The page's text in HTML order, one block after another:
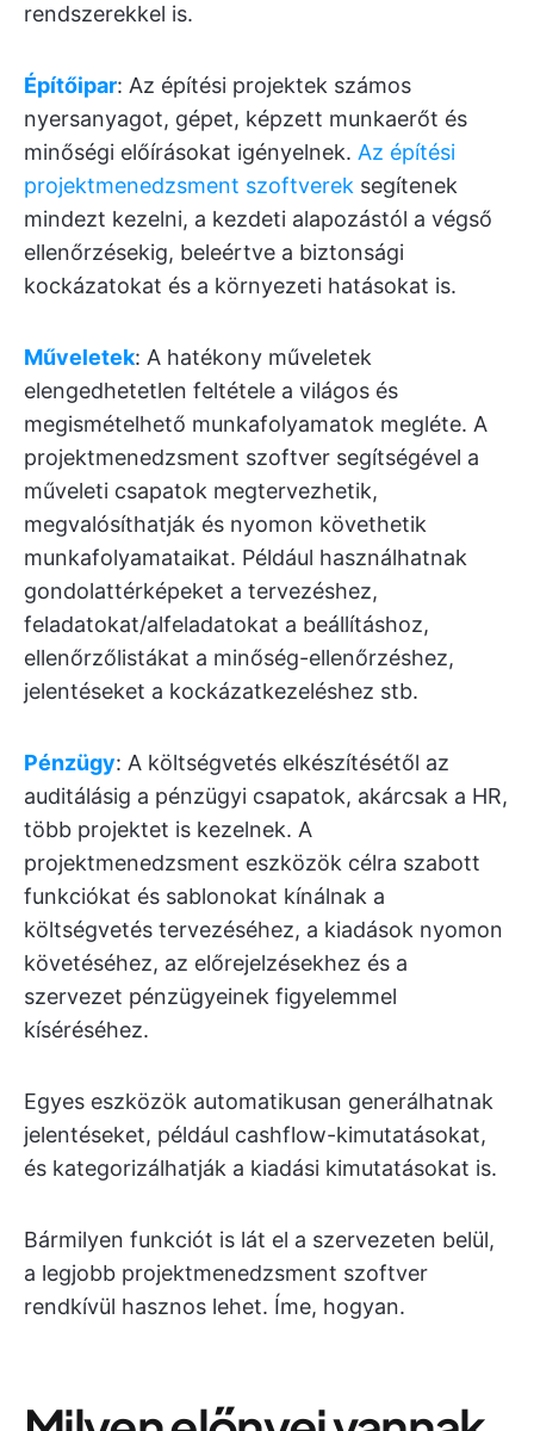
rendszerekkel is.
Építőipar: Az építési projektek számos
nyersanyagot, gépet, képzett munkaerőt és
minőségi előírásokat igényelnek. Az építési
projektmenedzsment szoftverek segítenek
mindezt kezelni, a kezdeti alapozástól a végső
ellenőrzésekig, beleértve a biztonsági
kockázatokat és a környezeti hatásokat is.
Műveletek: A hatékony műveletek
elengedhetetlen feltétele a világos és
megismételhető munkafolyamatok megléte. A
projektmenedzsment szoftver segítségével a
műveleti csapatok megtervezhetik,
megvalósíthatják és nyomon követhetik
munkafolyamataikat. Például használhatnak
gondolattérképeket a tervezéshez,
feladatokat/alfeladatokat a beállításhoz,
ellenőrzőlistákat a minőség-ellenőrzéshez,
jelentéseket a kockázatkezeléshez stb.
Pénzügy: A költségvetés elkészítésétől az
auditálásig a pénzügyi csapatok, akárcsak a HR,
több projektet is kezelnek. A
projektmenedzsment eszközök célra szabott
funkciókat és sablonokat kínálnak a
költségvetés tervezéséhez, a kiadások nyomon
követéséhez, az előrejelzésekhez és a
szervezet pénzügyeinek figyelemmel
kíséréséhez.
Egyes eszközök automatikusan generálhatnak
jelentéseket, például cashflow-kimutatásokat,
és kategorizálhatják a kiadási kimutatásokat is.
Bármilyen funkciót is lát el a szervezeten belül,
a legjobb projektmenedzsment szoftver
rendkívül hasznos lehet. Íme, hogyan.